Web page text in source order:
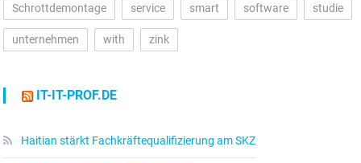
Schrottdemontage service smart software studie
unternehmen with zink
IT-IT-PROF.DE
Haitian stärkt Fachkräftequalifizierung am SKZ